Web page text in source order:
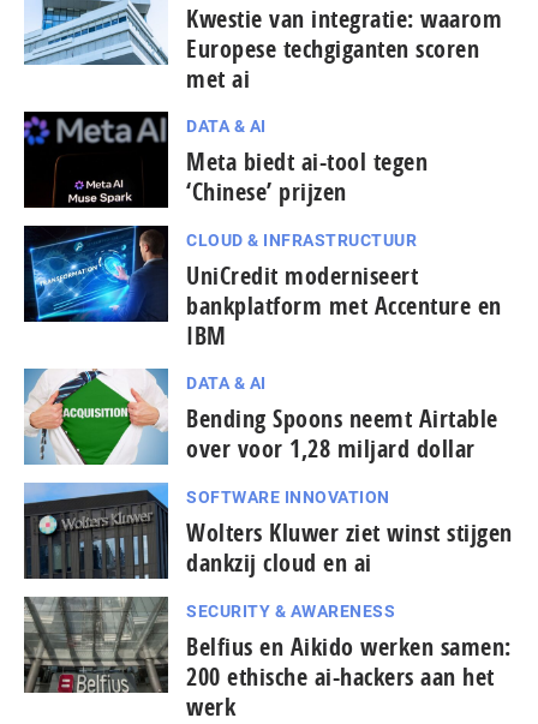
Kwestie van integratie: waarom
Europese techgiganten scoren
met ai
DATA & AI
Meta biedt ai-tool tegen
‘Chinese’ prijzen
CLOUD & INFRASTRUCTUUR
UniCredit moderniseert
bankplatform met Accenture en
IBM
DATA & AI
Bending Spoons neemt Airtable
over voor 1,28 miljard dollar
SOFTWARE INNOVATION
Wolters Kluwer ziet winst stijgen
dankzij cloud en ai
SECURITY & AWARENESS
Belfius en Aikido werken samen:
200 ethische ai-hackers aan het
werk